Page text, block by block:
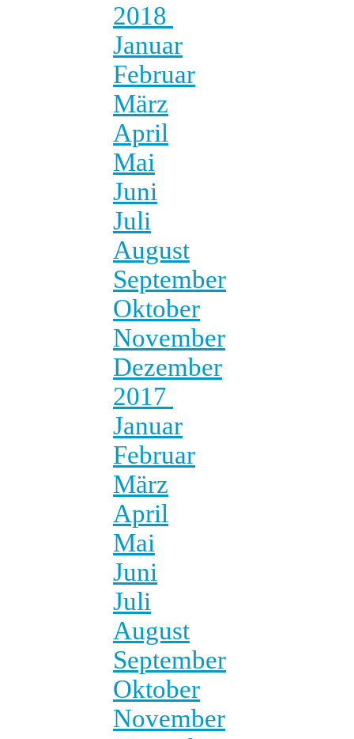
2018
Januar
Februar
März
April
Mai
Juni
Juli
August
September
Oktober
November
Dezember
2017
Januar
Februar
März
April
Mai
Juni
Juli
August
September
Oktober
November